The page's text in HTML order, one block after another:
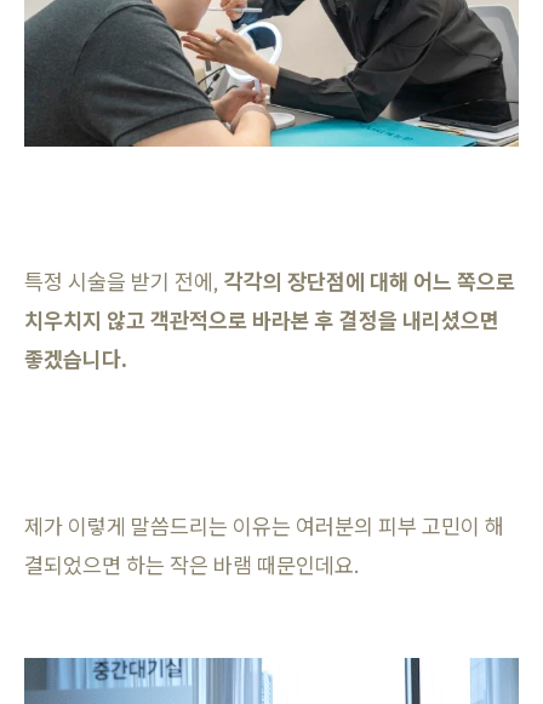
특정 시술을 받기 전에, 각각의 장단점에 대해 어느 쪽으로
치우치지 않고 객관적으로 바라본 후 결정을 내리셨으면
좋겠습니다.
제가 이렇게 말씀드리는 이유는 여러분의 피부 고민이 해
결되었으면 하는 작은 바램 때문인데요.